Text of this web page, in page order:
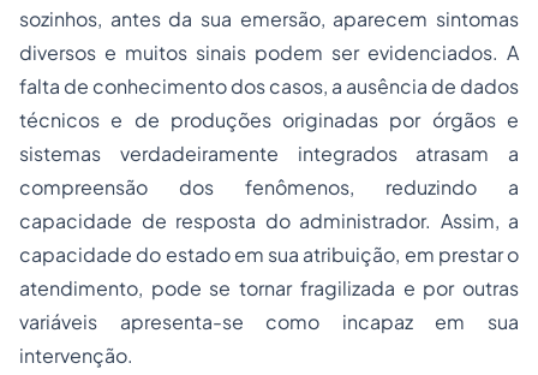
sozinhos, antes da sua emersão, aparecem sintomas
diversos e muitos sinais podem ser evidenciados. A
falta de conhecimento dos casos, a ausência de dados
técnicos e de produções originadas por órgãos e
sistemas verdadeiramente integrados atrasam a
compreensão dos fenômenos, reduzindo a
capacidade de resposta do administrador. Assim, a
capacidade do estado em sua atribuição, em prestar o
atendimento, pode se tornar fragilizada e por outras
variáveis apresenta-se como incapaz em sua
intervenção.